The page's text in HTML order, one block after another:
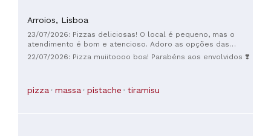
Arroios, Lisboa
23/07/2026: Pizzas deliciosas! O local é pequeno, mas o
atendimento é bom e atencioso. Adoro as opções das
pizzas especiais que são sazonais (e sempre ótimas), mas
22/07/2026: Pizza muiitoooo boa! Parabéns aos envolvidos ❣️
pizza massa pistache tiramisu